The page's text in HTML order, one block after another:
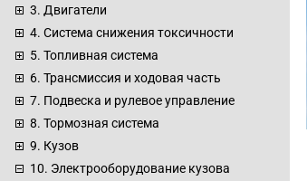
3. Двигатели
4. Система снижения токсичности
5. Топливная система
6. Трансмиссия и ходовая часть
7. Подвеска и рулевое управление
8. Тормозная система
9. Кузов
10. Электрооборудование кузова